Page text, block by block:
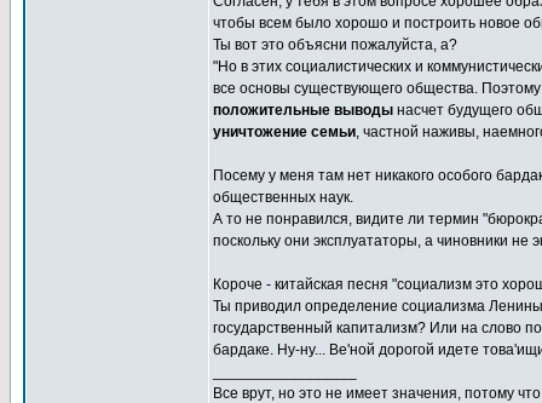
чтобы всем было хорошо и построить новое
Ты вот это объясни пожалуйста, а?
"Но в этих социалистических и
все основы существующего общества.
положительные выводы насчет будущего
уничтожение семьи, частной наживы,
Посему у меня там нет никакого особого
общественных наук.
А то не понравился, видите ли термин
поскольку они эксплуататоры, а чиновники не
Короче - китайская песня "социализм это
Ты приводил определение социализма
государственный капитализм? Или на слово
бардаке. Ну-ну... Ве'ной дорогой идете
Все врут, но это не имеет значения, потому